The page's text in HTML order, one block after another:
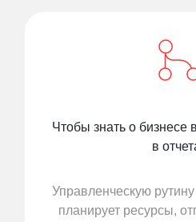
Чтобы знать о бизнесе
в
Управленческую
планирует ресурсы,